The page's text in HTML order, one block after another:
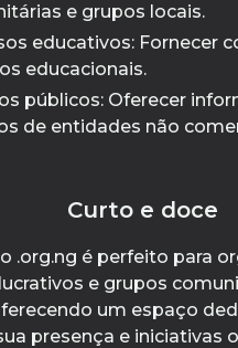
e grupos locais.
educativos: Fornecer
educacionais.
públicos: Oferecer
de entidades não
Curto e doce
.org.ng é perfeito para
e grupos
um espaço
presença e iniciativas